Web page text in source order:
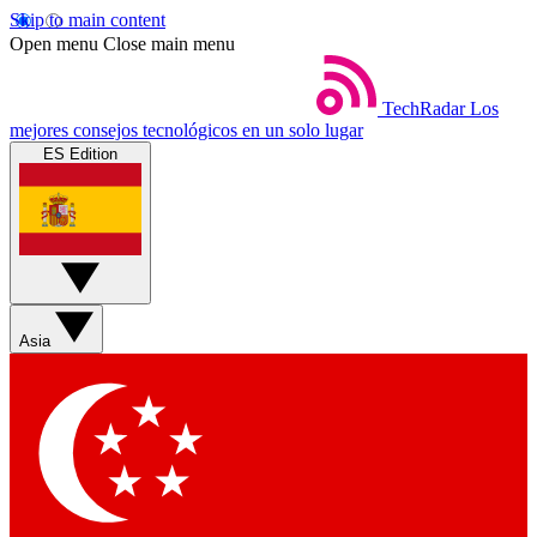
Skip to main content
Open menu Close main menu
TechRadar Los
mejores consejos tecnológicos en un solo lugar
ES Edition
Asia